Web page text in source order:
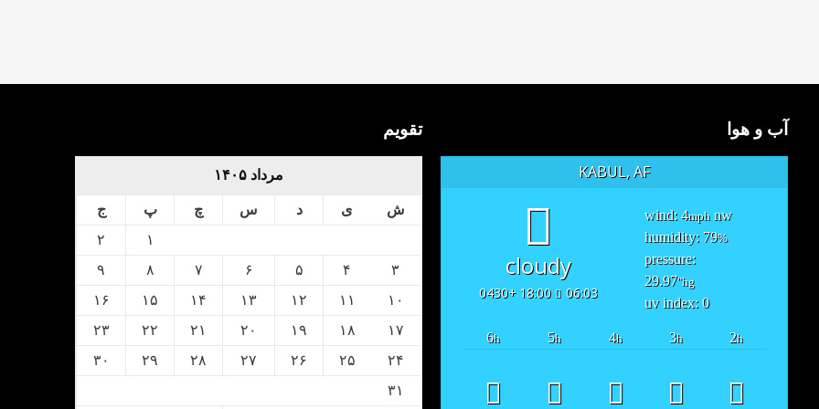
آب و هوا
KABUL, AF
cloudy
06:03
18:00 +0430
wind: 4mph nw
humidity: 79%
pressure:
29.97"hg
uv index: 0
2h
3h
4h
5h
6h
تقویم
مرداد ۱۴۰۵
ش ی د س چ پ
ج
۱
۲
۳
۴ ۵ ۶ ۷ ۸
۹
۱۰
۱۱ ۱۲ ۱۳ ۱۴ ۱۵
۱۶
۱۷
۱۸ ۱۹ ۲۰ ۲۱ ۲۲
۲۳
۲۴
۲۵ ۲۶ ۲۷ ۲۸ ۲۹
۳۰
۳۱